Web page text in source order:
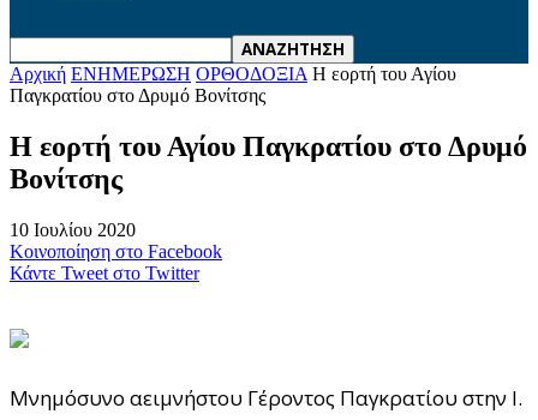
Αρχική ΕΝΗΜΕΡΩΣΗ ΟΡΘΟΔΟΞΙΑ Η εορτή του Αγίου
Παγκρατίου στο Δρυμό Βονίτσης
Η εορτή του Αγίου Παγκρατίου στο Δρυμό
Βονίτσης
10 Ιουλίου 2020
Κοινοποίηση στο Facebook
Κάντε Tweet στο Twitter
Μνημόσυνο αειμνήστου Γέροντος Παγκρατίου στην Ι.